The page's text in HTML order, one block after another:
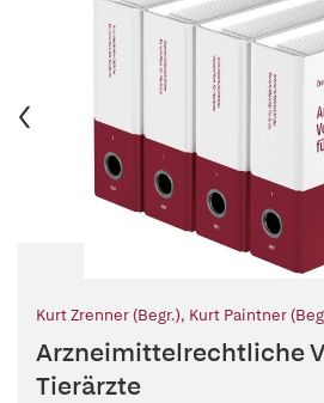
Kurt Zrenner (Begr.), Kurt Paintner
Arzneimittelrechtliche
Tierärzte